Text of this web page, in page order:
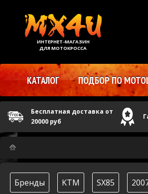
Бренды KTM SX85
ИНТЕРНЕТ-МАГАЗИН
ДЛЯ МОТОКРОССА
КАТАЛОГ ПОДБОР ПО
Бесплатная доставка от
20000 руб